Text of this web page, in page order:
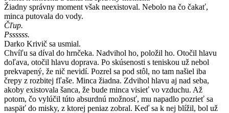
Žiadny správny moment však neexistoval. Nebolo na čo čakať,
minca putovala do vody.
Čľup.
Pssssss.
Darko Krivič sa usmial.
Chvíľu sa díval do hrnčeka. Nadvihol ho, položil ho. Otočil hlavu
doľava, otočil hlavu doprava. Po skúsenosti s teniskou už nebol
prekvapený, že nič nevidí. Pozrel sa pod stôl, no tam našiel iba
črepy z rozbitej fľaše. Minca žiadna. Zdvihol hlavu aj nad seba,
akoby existovala šanca, že bude minca visieť vo vzduchu. Až
potom, čo vylúčil túto absurdnú možnosť, mu napadlo pozrieť sa
naspäť do misky, z ktorej peniaz zobral. Keď sa k nej blížil, bol už